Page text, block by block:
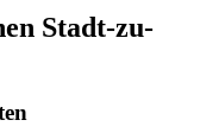
Stadt-zu-